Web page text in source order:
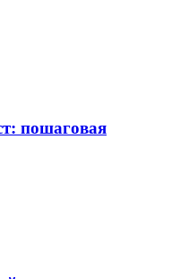
пошаговая